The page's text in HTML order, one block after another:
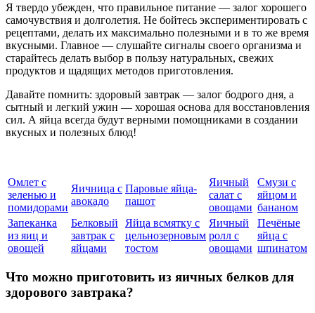
Я твердо убежден, что правильное питание — залог хорошего
самочувствия и долголетия. Не бойтесь экспериментировать с
рецептами, делать их максимально полезными и в то же время
вкусными. Главное — слушайте сигналы своего организма и
старайтесь делать выбор в пользу натуральных, свежих
продуктов и щадящих методов приготовления.
Давайте помнить: здоровый завтрак — залог бодрого дня, а
сытный и легкий ужин — хорошая основа для восстановления
сил. А яйца всегда будут верными помощниками в создании
вкусных и полезных блюд!
Омлет с
зеленью и
помидорами
Яичница с
авокадо
Паровые яйца-
пашот
Яичный
салат с
овощами
Смузи с
яйцом и
бананом
Запеканка
из яиц и
овощей
Белковый
завтрак с
яйцами
Яйца всмятку с
цельнозерновым
тостом
Яичный
ролл с
овощами
Печёные
яйца с
шпинатом
Что можно приготовить из яичных белков для
здорового завтрака?